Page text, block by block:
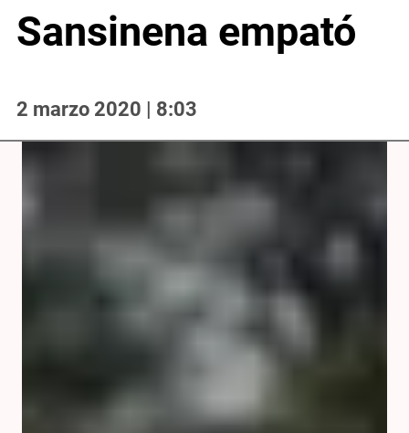
Sansinena empató
2 marzo 2020 | 8:03